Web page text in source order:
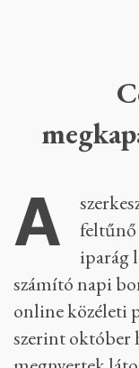
Celebhírekkel
A
feltűnő
iparág
számító napi
online közéleti
szerint október